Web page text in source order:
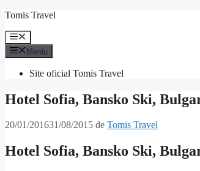
Sari
conținut
Tomis Travel
Meniu
Meniu
Site oficial Tomis Travel
Hotel Sofia, Bansko Ski,
20/01/201631/08/2015 de Tomis Travel
Hotel Sofia, Bansko Ski,